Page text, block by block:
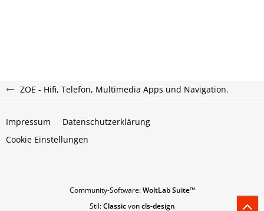
ZOE - Hifi, Telefon, Multimedia Apps und Navigation.
Impressum
Datenschutzerklärung
Cookie Einstellungen
Community-Software:WoltLab Suite™
Stil:Classicvoncls-design